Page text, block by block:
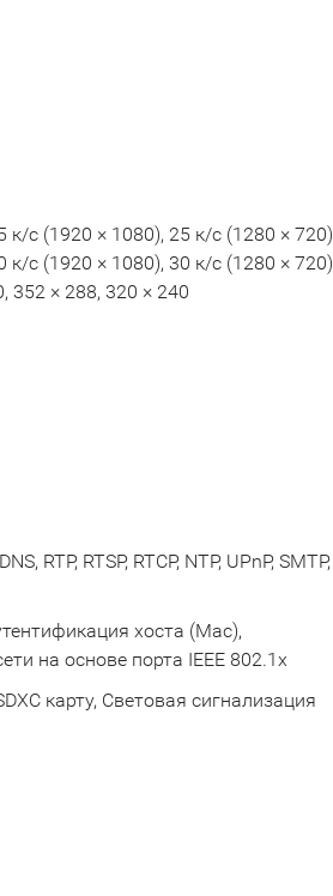
с (1920 × 1080), 25 к/с (1280 × 720)
с (1920 × 1080), 30 к/с (1280 × 720)
352 × 288, 320 × 240
RTP, RTSP, RTCP, NTP, UPnP, SMTP,
хоста (Mac),
на основе порта IEEE 802.1x
карту, Световая сигнализация